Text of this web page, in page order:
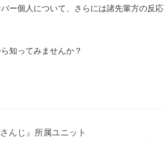
ー個人について、さらには諸先輩方の反応
知ってみませんか？